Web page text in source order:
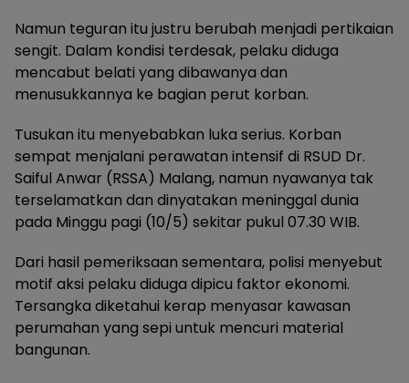
Namun teguran itu justru berubah menjadi pertikaian
sengit. Dalam kondisi terdesak, pelaku diduga
mencabut belati yang dibawanya dan
menusukkannya ke bagian perut korban.
Tusukan itu menyebabkan luka serius. Korban
sempat menjalani perawatan intensif di RSUD Dr.
Saiful Anwar (RSSA) Malang, namun nyawanya tak
terselamatkan dan dinyatakan meninggal dunia
pada Minggu pagi (10/5) sekitar pukul 07.30 WIB.
Dari hasil pemeriksaan sementara, polisi menyebut
motif aksi pelaku diduga dipicu faktor ekonomi.
Tersangka diketahui kerap menyasar kawasan
perumahan yang sepi untuk mencuri material
bangunan.